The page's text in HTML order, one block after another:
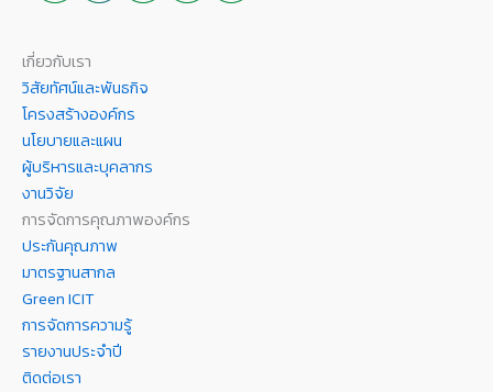
เกี่ยวกับเรา
วิสัยทัศน์และพันธกิจ
โครงสร้างองค์กร
นโยบายและแผน
ผู้บริหารและบุคลากร
งานวิจัย
การจัดการคุณภาพองค์กร
ประกันคุณภาพ
มาตรฐานสากล
Green ICIT
การจัดการความรู้
รายงานประจำปี
ติดต่อเรา